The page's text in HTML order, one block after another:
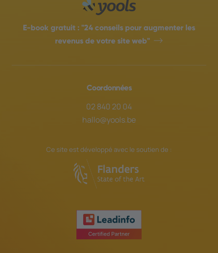
Il est important de savoir que le
référencement est unprocessus continu,
car les algorithmes de recherche et la
souhaitez y consacrer plus d'efforts ? Nous
les possibilités qui s'offrent à vous
E-book gratuit : "24 conseils pour augmenter les
revenus de votre site web"
Coordonnées
02 840 20 04
hallo@yools.be
Ce site est développé avec le soutien de :